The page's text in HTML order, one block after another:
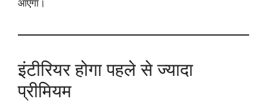
आएगा।
इंटीरियर होगा पहले से ज्यादा
प्रीमियम